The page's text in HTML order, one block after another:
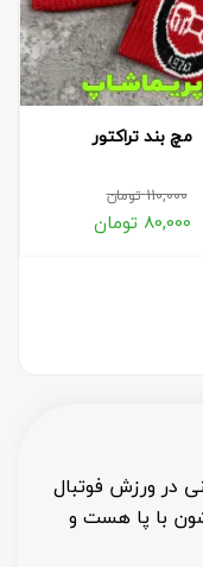
مچ بند تراکتور
110,000تومان
80,000 تومان
در ورزش فوتبال
با پا هست و